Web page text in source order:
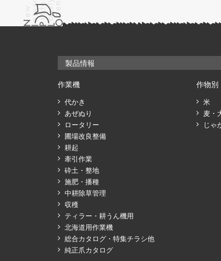
製品情報
作業機
代かき
あぜぬり
ロータリー
圃場改良整備
耕起
牽引作業
砕土・整地
施肥・播種
中耕除草管理
収穫
ティラー・耕うん機用
北海道用作業機
総合カタログ・特集チラシ他
純正爪カタログ
作物別
米
麦・
じゃ